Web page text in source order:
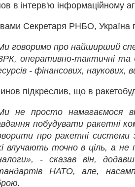
в інтерв'ю інформаційному
Секретаря РНБО, Україна
говоримо про найширший
оперативно-тактичні та
- фінансових, наукових,
підкреслив, що в
не просто намагаємося
побудувати ракетні
про ракетні системи
влучають точно в ціль, а не
- сказав він,
НАТО, але,